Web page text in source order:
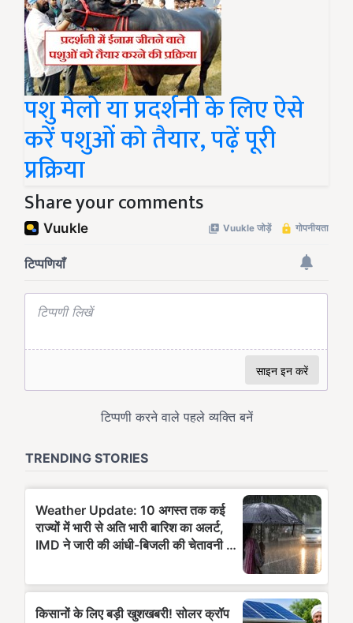
पशु मेलो या प्रदर्शनी के लिए ऐसे
करें पशुओं को तैयार, पढ़ें पूरी
प्रक्रिया
Share your comments